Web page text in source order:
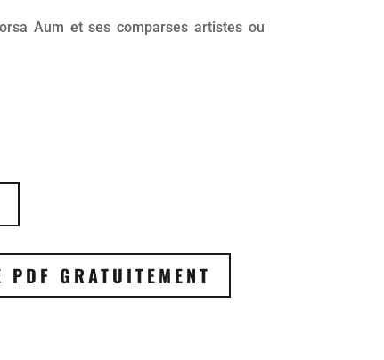
Aum et ses comparses artistes ou
PDF GRATUITEMENT